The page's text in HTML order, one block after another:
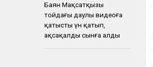
Баян Мақсатқызы
тойдағы даулы видеоға
қатысты үн қатып,
ақсақалды сынға алды